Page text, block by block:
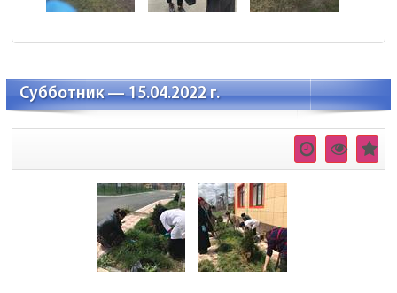
Субботник — 15.04.2022 г.